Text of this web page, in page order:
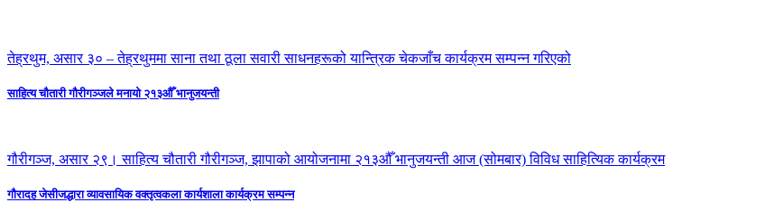
तेह्रथुम, असार ३० – तेह्रथुममा साना तथा ठूला सवारी साधनहरूको यान्त्रिक चेकजाँच कार्यक्रम सम्पन्न गरिएको
साहित्य चौतारी गौरीगञ्जले मनायो २१३औँ भानुजयन्ती
गौरीगञ्ज, असार २९। साहित्य चौतारी गौरीगञ्ज, झापाको आयोजनामा २१३औँ भानुजयन्ती आज (सोमबार) विविध साहित्यिक कार्यक्रम
गौरादह जेसीजद्धारा व्यावसायिक वक्तृत्वकला कार्यशाला कार्यक्रम सम्पन्न